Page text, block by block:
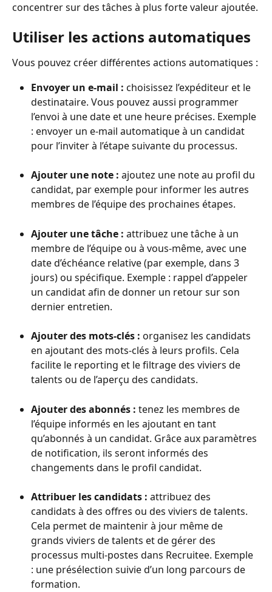
concentrer sur des tâches à plus forte valeur ajoutée.
Utiliser les actions automatiques
Vous pouvez créer différentes actions automatiques :
Envoyer un e-mail : choisissez l’expéditeur et le
destinataire. Vous pouvez aussi programmer
l’envoi à une date et une heure précises. Exemple
: envoyer un e-mail automatique à un candidat
pour l’inviter à l’étape suivante du processus.
Ajouter une note : ajoutez une note au profil du
candidat, par exemple pour informer les autres
membres de l’équipe des prochaines étapes.
Ajouter une tâche : attribuez une tâche à un
membre de l’équipe ou à vous-même, avec une
date d’échéance relative (par exemple, dans 3
jours) ou spécifique. Exemple : rappel d’appeler
un candidat afin de donner un retour sur son
dernier entretien.
Ajouter des mots-clés : organisez les candidats
en ajoutant des mots-clés à leurs profils. Cela
facilite le reporting et le filtrage des viviers de
talents ou de l’aperçu des candidats.
Ajouter des abonnés : tenez les membres de
l’équipe informés en les ajoutant en tant
qu’abonnés à un candidat. Grâce aux paramètres
de notification, ils seront informés des
changements dans le profil candidat.
Attribuer les candidats : attribuez des
candidats à des offres ou des viviers de talents.
Cela permet de maintenir à jour même de
grands viviers de talents et de gérer des
processus multi-postes dans Recruitee. Exemple
: une présélection suivie d’un long parcours de
formation.